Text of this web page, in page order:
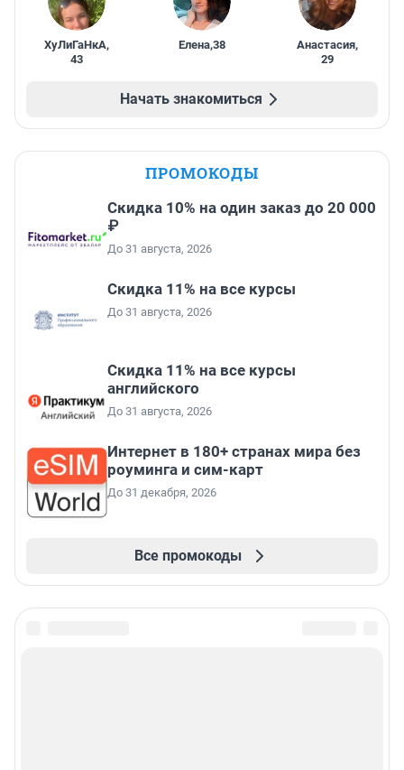
ХуЛиГаНкА,
43
Елена,38 Анастасия,
29
Начать знакомиться
ПРОМОКОДЫ
Скидка 10% на один заказ до 20 000
₽
До 31 августа, 2026
Скидка 11% на все курсы
До 31 августа, 2026
Скидка 11% на все курсы
английского
До 31 августа, 2026
Интернет в 180+ странах мира без
роуминга и сим-карт
До 31 декабря, 2026
Все промокоды